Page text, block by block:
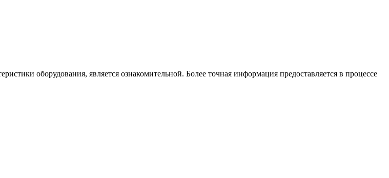
оборудования, является ознакомительной. Более точная информация предоставляется в процессе